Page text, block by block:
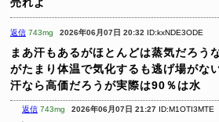
売れよ
返信 743mg 2026年06月07日 20:32 ID:kxNDE3ODE
まあ汗もあるがほとんどは蒸気だろう
がたまり体温で気化するも逃げ場がな
汗なら高価だろうが実際は90％は水
返信 743mg 2026年06月07日 21:27 ID:M1OTI3MTE